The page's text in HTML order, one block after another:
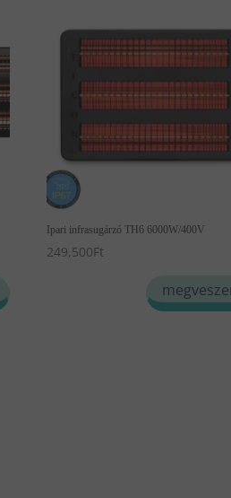
Ipari infrasugárzó TH6 6000W/400V
249,500Ft